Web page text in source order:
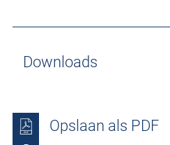
Downloads
Opslaan als PDF